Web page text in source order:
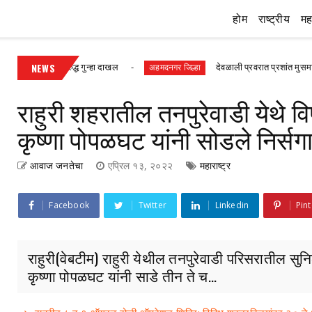
होम राष्ट्रीय
NEWS
तिघांविरुद्ध गुन्हा दाखल अहमदनगर जिल्हा देवळाली प्रवरात प्रशांत मुसमाडे यांना
राहुरी शहरातील तनपुरेवाडी येथे
कृष्णा पोपळघट यांनी सोडले
आवाज जनतेचा एप्रिल १३, २०२२ महाराष्ट्र
Facebook Twitter Linkedin
राहुरी(वेबटीम) राहुरी येथील तनपुरेवाडी परिसरातील
कृष्णा पोपळघट यांनी साडे तीन ते च...